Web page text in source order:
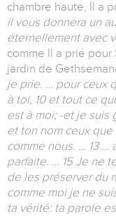
chambre haute, Il a
il vous donnera un
éternellement avec
comme Il a prié
jardin de
je prie. … pour ceux
à toi, 10 et tout ce
est à moi; -et je suis
et ton nom ceux que
comme nous. … 13 …
parfaite. … 15 Je ne
de les préserver du
comme moi je ne
ta vérité: ta parole